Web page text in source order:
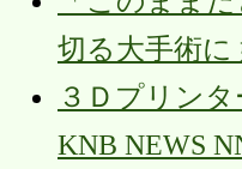
切る大手術に
３Ｄプリン
KNB NEWS